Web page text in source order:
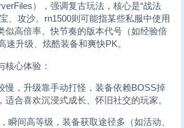
），强调复古玩法，核心是“战法
、攻沙。rn1500则可能指某些私服中使用
似高倍率、快节奏的版本代号（如经验倍
速升级、炫酷装备和爽快PK。
核心体验：
慢，升级靠手动打怪，装备依赖BOSS掉
适合喜欢沉浸式成长、怀旧社交的玩家。
瞬间高等级，装备获取途径多（如活动、